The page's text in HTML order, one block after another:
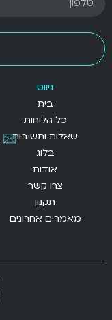
ניווט
בית
כל הלוחות
שאלות ותשובות
בלוג
אודות
צרו קשר
תקנון
מאמרים אחרונים